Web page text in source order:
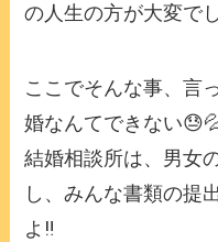
の人生の方が大変で
ここでそんな事、言
婚なんてできない
結婚相談所は、男女
し、みんな書類の提
よ‼️